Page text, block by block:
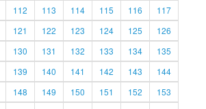
112 113 114 115 116
117
121 122 123 124 125
126
130 131 132 133 134
135
139 140 141 142 143
144
148 149 150 151 152
153